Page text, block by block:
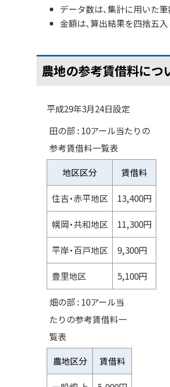
データ数は、集計に用いた筆
金額は、算出結果を四捨五
農地の参考賃借料につ
平成29年3月24日設定
田の部 : 10アール当たりの
参考賃借料一覧表
地区区分
賃借料
住吉・赤平地区 13,400円
幌岡・共和地区 11,300円
平岸・百戸地区 9,300円
豊里地区 5,100円
畑の部 : 10アール当
たりの参考賃借料一
覧表
農地区分
賃借料